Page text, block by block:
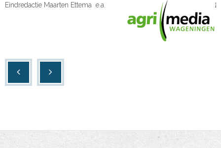
Eindredactie Maarten Ettema e.a.